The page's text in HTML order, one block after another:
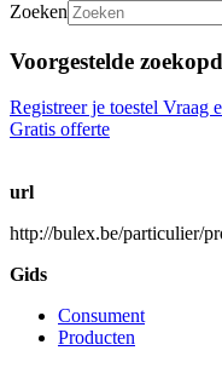
Zoeken
Voorgestelde
Registreer je toestel Vraag
Gratis offerte
url
http://bulex.be/particulier/
Gids
Consument
Producten